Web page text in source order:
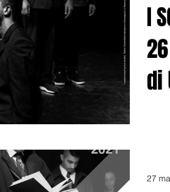
I
di
27